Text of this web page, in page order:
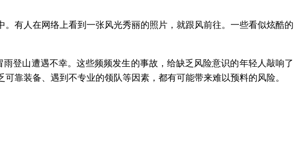
有人在网络上看到一张风光秀丽的照片，就跟风前往。一些看似炫酷的
登山遭遇不幸。这些频频发生的事故，给缺乏风险意识的年轻人敲响了
靠装备、遇到不专业的领队等因素，都有可能带来难以预料的风险。